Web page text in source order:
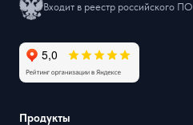
Входит в реестр российского ПО
Продукты